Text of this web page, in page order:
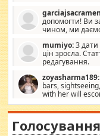
допомогти! Ви
чином, ми
допомагати людям,
заслуговує на
повинні приймати від
витрат, а тільки
коментуйте цей пост.
зв'яжемося з вами з
сьогодні на
гроші? Ми можемо
mumiyo:З дати
цін зросла.
редагування.
zoyasharma189:
bars,
with her will
sexy escort companion
hotel had to spend the
woman "Love Solitaire"
Голосування